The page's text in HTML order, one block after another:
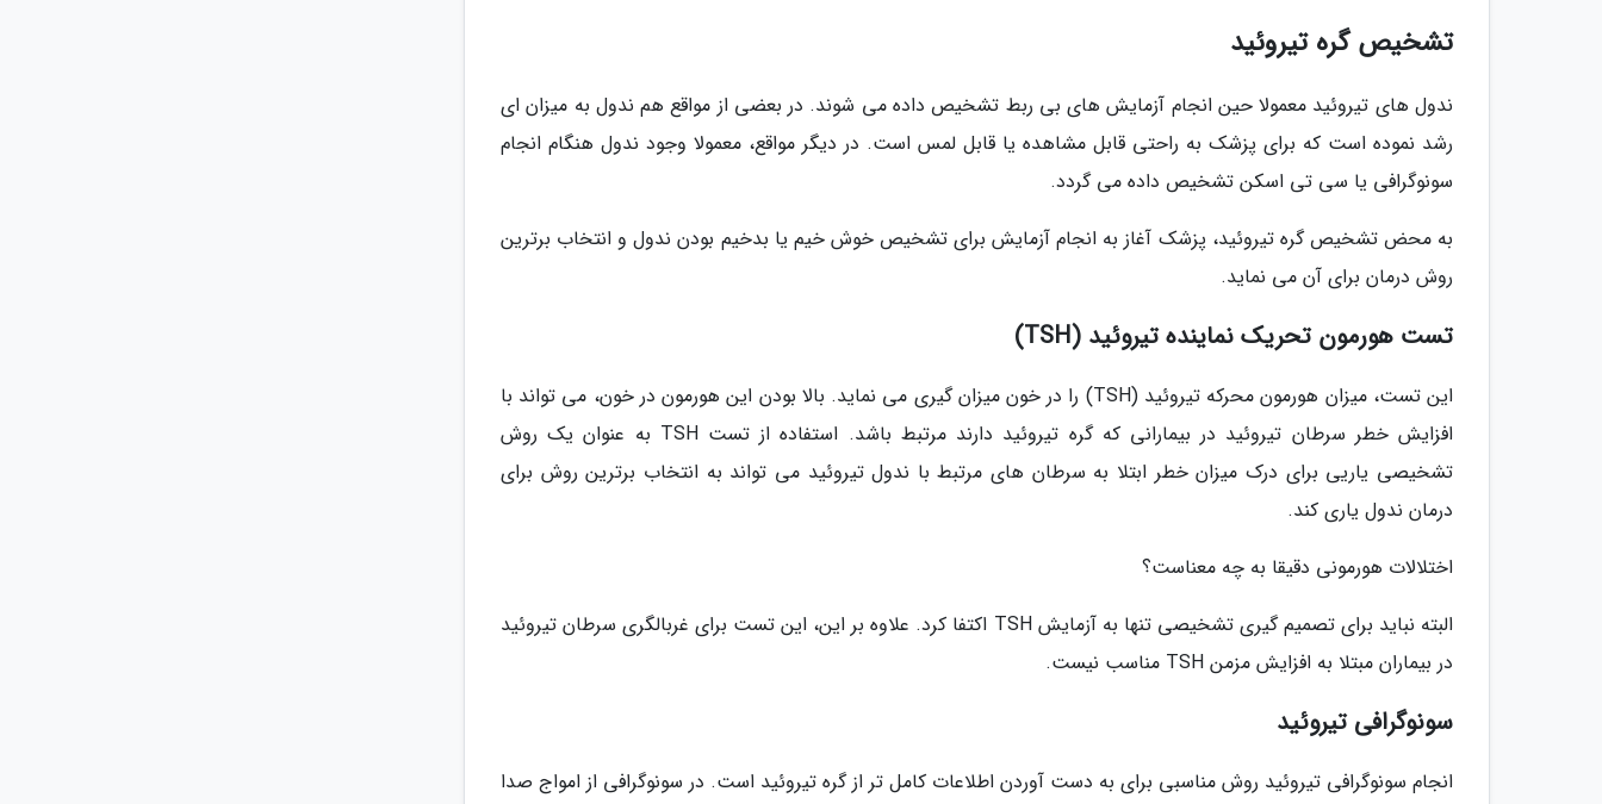
تشخیص گره تیروئید
ندول های تیروئید معمولا حین انجام آزمایش های بی ربط تشخیص داده می شوند. در بعضی از مواقع هم ندول به میزان ای
رشد نموده است که برای پزشک به راحتی قابل مشاهده یا قابل لمس است. در دیگر مواقع، معمولا وجود ندول هنگام انجام
سونوگرافی یا سی تی اسکن تشخیص داده می گردد.
به محض تشخیص گره تیروئید، پزشک آغاز به انجام آزمایش برای تشخیص خوش خیم یا بدخیم بودن ندول و انتخاب برترین
روش درمان برای آن می نماید.
تست هورمون تحریک نماینده تیروئید (TSH)
این تست، میزان هورمون محرکه تیروئید (TSH) را در خون میزان گیری می نماید. بالا بودن این هورمون در خون، می تواند با
افزایش خطر سرطان تیروئید در بیمارانی که گره تیروئید دارند مرتبط باشد. استفاده از تست TSH به عنوان یک روش
تشخیصی یاریی برای درک میزان خطر ابتلا به سرطان های مرتبط با ندول تیروئید می تواند به انتخاب برترین روش برای
درمان ندول یاری کند.
اختلالات هورمونی دقیقا به چه معناست؟
البته نباید برای تصمیم گیری تشخیصی تنها به آزمایش TSH اکتفا کرد. علاوه بر این، این تست برای غربالگری سرطان تیروئید
در بیماران مبتلا به افزایش مزمن TSH مناسب نیست.
سونوگرافی تیروئید
انجام سونوگرافی تیروئید روش مناسبی برای به دست آوردن اطلاعات کامل تر از گره تیروئید است. در سونوگرافی از امواج صدا